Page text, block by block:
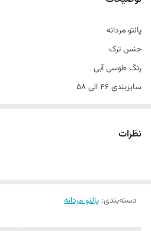
دراپ
قواره
پالتو مردانه
جنس ترک
رنگ طوسی آبی
سایزبندی ۴۶ الی ۵۸
یک الی دو درجه تفاوت رنگ در نظر گرفته شود
نظرات
دسته‌بندی: پالتو مردانه